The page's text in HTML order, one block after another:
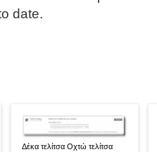
date.
Δέκα τελίτσα Οχτώ τελίτσα